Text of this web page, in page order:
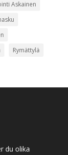
Askainen
Rymättylä
du olika